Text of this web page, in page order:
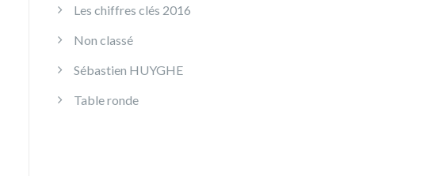
Les chiffres clés 2016
Non classé
Sébastien HUYGHE
Table ronde